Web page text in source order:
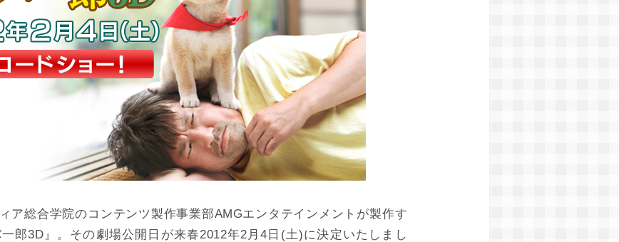
ア総合学院のコンテンツ製作事業部AMGエンタテインメントが製作す
郎3D』。その劇場公開日が来春2012年2月4日(土)に決定いたしまし